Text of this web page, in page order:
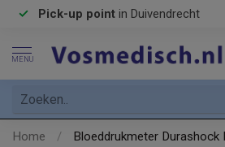
Pick-up point in Duivendrecht
MENU
Home /
Bloeddrukmeter